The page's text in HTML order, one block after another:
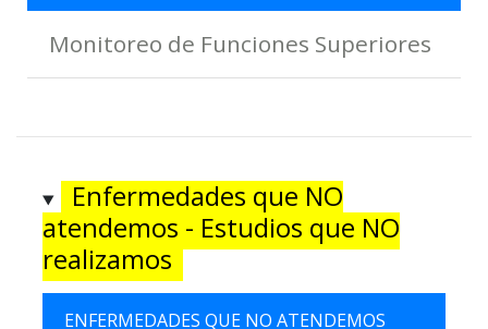
Monitoreo de Funciones Superiores
Enfermedades que NO
atendemos - Estudios que NO
realizamos
ENFERMEDADES QUE NO ATENDEMOS